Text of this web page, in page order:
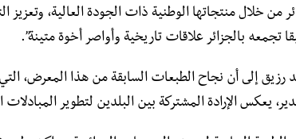
من خلال منتجاتها الوطنية ذات الجودة العالية، وتعزيز
تجمعه بالجزائر علاقات تاريخية وأواصر أخوة متينة”.
رزيق إلى أن نجاح الطبعات السابقة من هذا المعرض،
يعكس الإرادة المشتركة بين البلدين لتطوير